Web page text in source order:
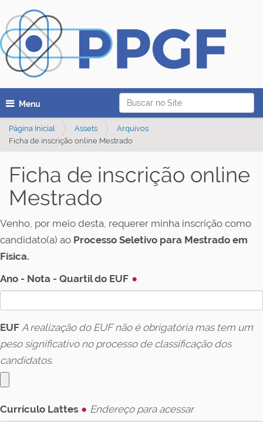
Busca
Busca Avançada…
Toggle navigation
Página Inicial Assets
Arquivos
Ficha de inscrição online Mestrado
Ficha de inscrição online
Mestrado
Venho, por meio desta, requerer minha inscrição como
candidato(a) ao Processo Seletivo para Mestrado em
Física.
Ano - Nota - Quartil do EUF
EUF A realização do EUF não é obrigatória mas tem um
peso significativo no processo de classificação dos
candidatos.
Currículo Lattes Endereço para acessar